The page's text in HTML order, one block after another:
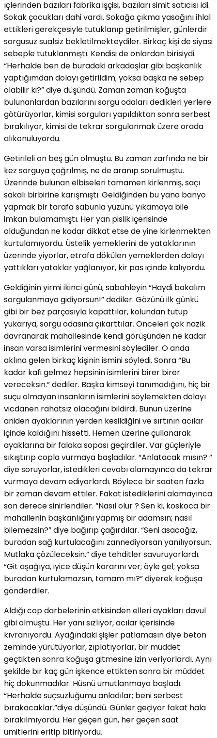
ıçlerinden bazıları fabrika işçisi, bazıları simit satıcısı idi.
Sokak çocukları dahi vardı. Sokağa çıkma yasağını ihlal
ettikleri gerekçesiyle tutuklanıp getirilmişler, günlerdir
sorgusuz sualsiz bekletilmekteydiler. Birkaç kişi de siyasi
sebeple tutuklanmıştı. Kendisi de onlardan birisiydi.
“Herhalde ben de buradaki arkadaşlar gibi başkanlık
yaptığımdan dolayı getirildim; yoksa başka ne sebep
olabilir ki?” diye düşündü. Zaman zaman koğuşta
bulunanlardan bazılarını sorgu odaları dedikleri yerlere
götürüyorlar, kimisi sorguları yapıldıktan sonra serbest
bırakılıyor, kimisi de tekrar sorgulanmak üzere orada
alıkonuluyordu.
Getirileli on beş gün olmuştu. Bu zaman zarfında ne bir
kez sorguya çağrılmış, ne de aranıp sorulmuştu.
Üzerinde bulunan elbiseleri tamamen kirlenmiş, saçı
sakalı birbirine karışmıştı. Geldiğinden bu yana banyo
yapmak bir tarafa sabunla yüzünü yıkamaya bile
imkan bulamamıştı. Her yan pislik içerisinde
olduğundan ne kadar dikkat etse de yine kirlenmekten
kurtulamıyordu. Üstelik yemeklerini de yataklarının
üzerinde yiyorlar, etrafa dökülen yemeklerden dolayı
yattıkları yataklar yağlanıyor, kir pas içinde kalıyordu.
Geldiğinin yirmi ikinci günü, sabahleyin “Haydi bakalım
sorgulanmaya gidiyorsun!” dediler. Gözünü ilk günkü
gibi bir bez parçasıyla kapattılar, kolundan tutup
yukarıya, sorgu odasına çıkarttılar. Önceleri çok nazik
davranarak mahallesinde kendi görüşünden ne kadar
insan varsa isimlerini vermesini söylediler. O anda
aklına gelen birkaç kişinin ismini söyledi. Sonra “Bu
kadar kafi gelmez hepsinin isimlerini birer birer
vereceksin.” dediler. Başka kimseyi tanımadığını, hiç bir
suçu olmayan insanların isimlerini söylemekten dolayı
vicdanen rahatsız olacağını bildirdi. Bunun üzerine
aniden ayaklarının yerden kesildiğini ve sırtının acılar
içinde kaldığını hissetti. Hemen üzerine çullanarak
ayaklarına bir falaka sopası geçirdiler. Var güçleriyle
sıkıştırıp copla vurmaya başladılar. “Anlatacak mısın? ”
diye soruyorlar, istedikleri cevabı alamayınca da tekrar
vurmaya devam ediyorlardı. Böylece bir saaten fazla
bir zaman devam ettiler. Fakat istediklerini alamayınca
son derece sinirlendiler. “Nasıl olur ? Sen ki, koskoca bir
mahallenin başkanlığını yapmış bir adamsın; nasıl
bilemezsin?” diye bağırıp çağırdılar. “Seni asacağız,
buradan sağ kurtulacağını zannediyorsan yanılıyorsun.
Mutlaka çözüleceksin.” diye tehditler savuruyorlardı.
“Git aşağıya, iyice düşün kararını ver; öyle gel; yoksa
buradan kurtulamazsın, tamam mı?” diyerek koğuşa
gönderdiler.
Aldığı cop darbelerinin etkisinden elleri ayakları davul
gibi olmuştu. Her yanı sızlıyor, acılar içerisinde
kıvranıyordu. Ayağındaki şişler patlamasın diye beton
zeminde yürütüyorlar, zıplatıyorlar, bir müddet
geçtikten sonra koğuşa gitmesine izin veriyorlardı. Aynı
şekilde bir kaç gün işkence ettikten sonra bir müddet
hiç dokunmadılar. Hüsnü umutlanmaya başladı.
“Herhalde suçsuzluğumu anladılar; beni serbest
bırakacaklar.”diye düşündü. Günler geçiyor fakat hala
bırakılmıyordu. Her geçen gün, her geçen saat
ümitlerini eritip bitiriyordu.